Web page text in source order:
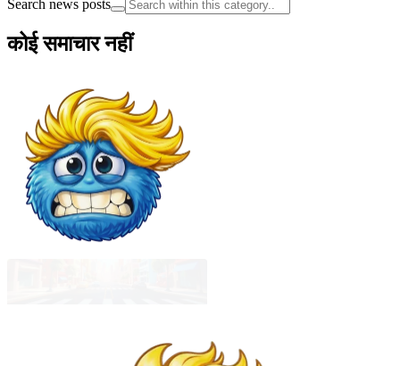
Search news posts
कोई समाचार नहीं